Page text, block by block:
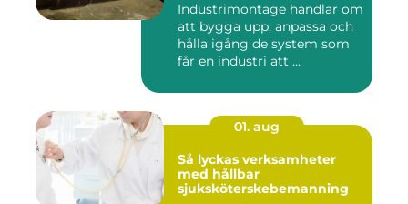
Industrimontage handlar om
att bygga upp, anpassa och
hålla igång de system som
får en industri att ...
01. aug
Så lyckas verksamheter
med hållbar
sjuksköterskebemanning